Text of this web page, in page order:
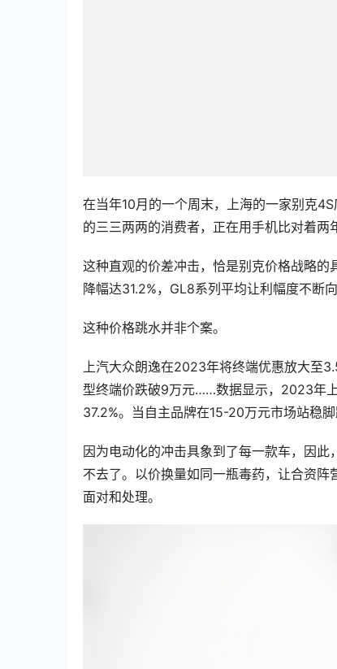
在当年10月的一个周末，上海的一家别克
的三三两两的消费者，正在用手机比对着两
这种直观的价差冲击，恰是别克价格战略
降幅达31.2%，GL8系列平均让利幅度不断向
这种价格跳水并非个案。
上汽大众朗逸在2023年将终端优惠放大至
型终端价跌破9万元……数据显示，2023年
37.2%。当自主品牌在15-20万元市场站稳
因为电动化的冲击具象到了每一款车，因
不去了。以价换量如同一瓶毒药，让合资
面对和处理。